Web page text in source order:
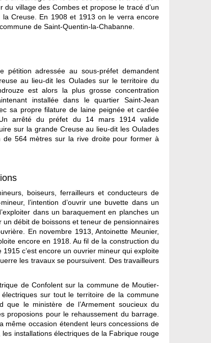
du village des Combes et propose le tracé d’un
Creuse. En 1908 et 1913 on le verra encore
de Saint-Quentin-la-Chabanne.
adressée au sous-préfet demandent
au lieu-dit les Oulades sur le territoire du
est alors la plus grosse concentration
installée dans le quartier Saint-Jean
sa propre filature de laine peignée et cardée
arrêté du préfet du 14 mars 1914 valide
sur la grande Creuse au lieu-dit les Oulades
de 564 mètres sur la rive droite pour former à
boiseurs, ferrailleurs et conducteurs de
l’intention d’ouvrir une buvette dans un
dans un baraquement en planches un
un débit de boissons et teneur de pensionnaires
En novembre 1913, Antoinette Meunier,
encore en 1918. Au fil de la construction du
c’est encore un ouvrier mineur qui exploite
les travaux se poursuivent. Des travailleurs
de Confolent sur la commune de Moutier-
sur tout le territoire de la commune
que le ministère de l’Armement soucieux du
proposions pour le rehaussement du barrage.
occasion étendent leurs concessions de
les installations électriques de la Fabrique rouge